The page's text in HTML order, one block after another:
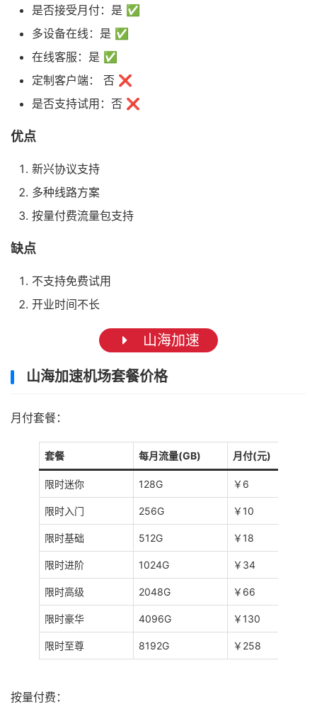
是否接受月付：是 ✅
多设备在线：是 ✅
在线客服：是 ✅
定制客户端： 否 ❌
是否支持试用：否 ❌
优点
新兴协议支持
多种线路方案
按量付费流量包支持
缺点
不支持免费试用
开业时间不长
山海加速
山海加速机场套餐价格
月付套餐：
套餐 每月流量(GB) 月付(元)
限时迷你 128G ￥6
限时入门 256G ￥10
限时基础 512G ￥18
限时进阶 1024G ￥34
限时高级 2048G ￥66
限时豪华 4096G ￥130
限时至尊 8192G ￥258
按量付费：